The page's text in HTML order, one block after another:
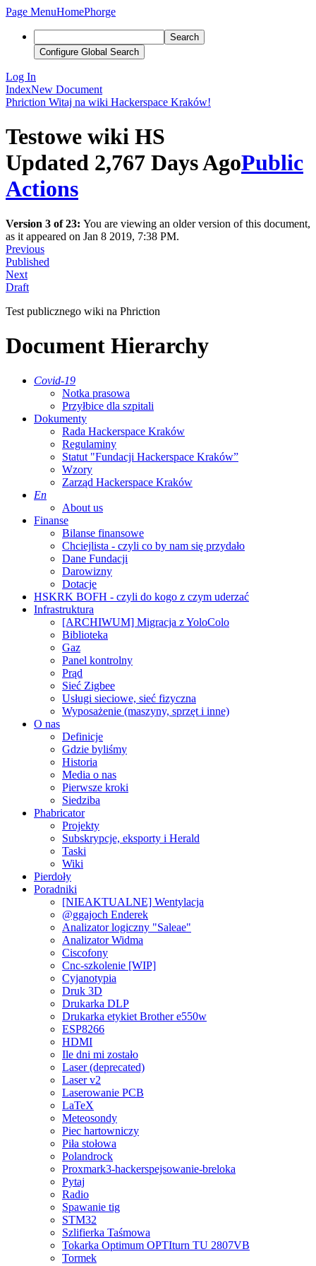
Page MenuHomePhorge
Search
Configure Global Search
Log In
IndexNew Document
Phriction Witaj na wiki Hackerspace Kraków!
Testowe wiki HS
Updated 2,767 Days AgoPublic
Actions
Version 3 of 23: You are viewing an older version of this document,
as it appeared on Jan 8 2019, 7:38 PM.
Previous
Published
Next
Draft
Test publicznego wiki na Phriction
Document Hierarchy
Covid-19
Notka prasowa
Przyłbice dla szpitali
Dokumenty
Rada Hackerspace Kraków
Regulaminy
Statut "Fundacji Hackerspace Kraków”
Wzory
Zarząd Hackerspace Kraków
En
About us
Finanse
Bilanse finansowe
Chciejlista - czyli co by nam się przydało
Dane Fundacji
Darowizny
Dotacje
HSKRK BOFH - czyli do kogo z czym uderzać
Infrastruktura
[ARCHIWUM] Migracja z YoloColo
Biblioteka
Gaz
Panel kontrolny
Prąd
Sieć Zigbee
Usługi sieciowe, sieć fizyczna
Wyposażenie (maszyny, sprzęt i inne)
O nas
Definicje
Gdzie byliśmy
Historia
Media o nas
Pierwsze kroki
Siedziba
Phabricator
Projekty
Subskrypcje, eksporty i Herald
Taski
Wiki
Pierdoły
Poradniki
[NIEAKTUALNE] Wentylacja
@ggajoch Enderek
Analizator logiczny "Saleae"
Analizator Widma
Ciscofony
Cnc-szkolenie [WIP]
Cyjanotypia
Druk 3D
Drukarka DLP
Drukarka etykiet Brother e550w
ESP8266
HDMI
Ile dni mi zostało
Laser (deprecated)
Laser v2
Laserowanie PCB
LaTeX
Meteosondy
Piec hartowniczy
Piła stołowa
Polandrock
Proxmark3-hackerspejsowanie-breloka
Pytaj
Radio
Spawanie tig
STM32
Szlifierka Taśmowa
Tokarka Optimum OPTIturn TU 2807VB
Tormek